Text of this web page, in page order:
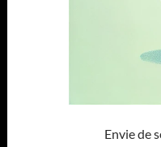
Envie de